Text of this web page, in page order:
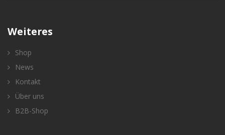
Weiteres
Shop
News
Kontakt
Über uns
B2B-Shop